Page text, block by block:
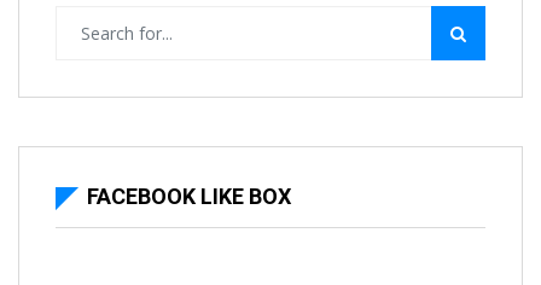
FACEBOOK LIKE BOX